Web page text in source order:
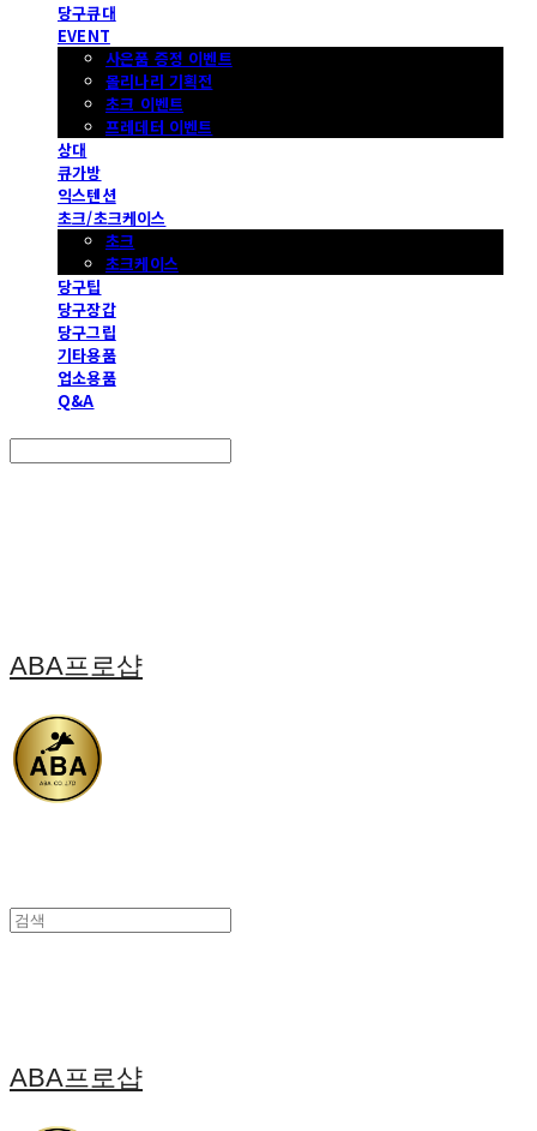
당구큐대
EVENT
사은품 증정 이벤트
몰리나리 기획전
초크 이벤트
프레데터 이벤트
상대
큐가방
익스텐션
초크/초크케이스
초크
초크케이스
당구팁
당구장갑
당구그립
기타용품
업소용품
Q&A
ABA프로샵
ABA프로샵